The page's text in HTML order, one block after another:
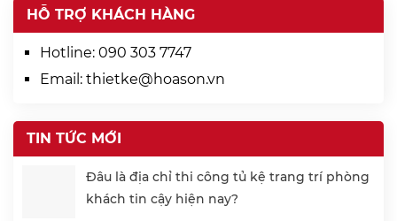
HỖ TRỢ KHÁCH HÀNG
Hotline: 090 303 7747
Email: thietke@hoason.vn
TIN TỨC MỚI
Đâu là địa chỉ thi công tủ kệ trang trí phòng
khách tin cậy hiện nay?